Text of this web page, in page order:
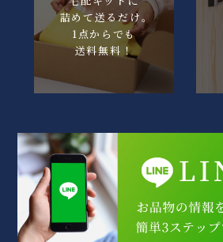
詰めて送るだけ｡
1点からでも
送料無料！